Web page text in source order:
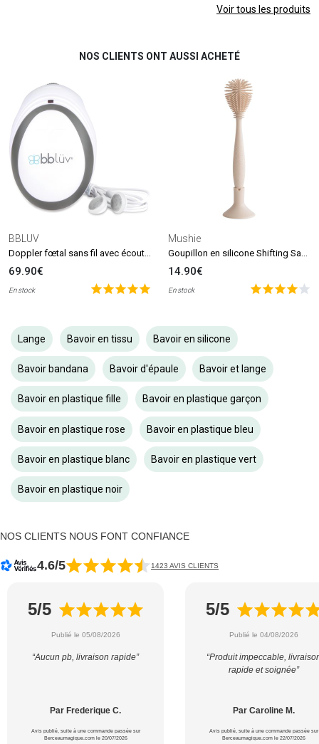
Voir tous les produits
NOS CLIENTS ONT AUSSI ACHETÉ
BBLUV
Doppler fœtal sans fil avec écouteurs Echö
69.90€
En stock
Mushie
Goupillon en silicone Shifting Sand
14.90€
En stock
Lange Bavoir en tissu Bavoir en silicone
Bavoir bandana Bavoir d'épaule Bavoir et lange
Bavoir en plastique fille Bavoir en plastique garçon
Bavoir en plastique rose Bavoir en plastique bleu
Bavoir en plastique blanc Bavoir en plastique vert
Bavoir en plastique noir
NOS CLIENTS NOUS FONT CONFIANCE
4.6/5 1423 AVIS CLIENTS
5/5
Publié le 05/08/2026
“Aucun pb, livraison rapide”
Par Frederique C.
Avis publié, suite à une commande passée sur
Berceaumagique.com le 20/07/2026
5/5
Publié le 04/08/2026
“Produit impeccable,
rapide et soignée”
Par Caroline M.
Avis publié, suite à une commande passée sur
Berceaumagique.com le 22/07/2026